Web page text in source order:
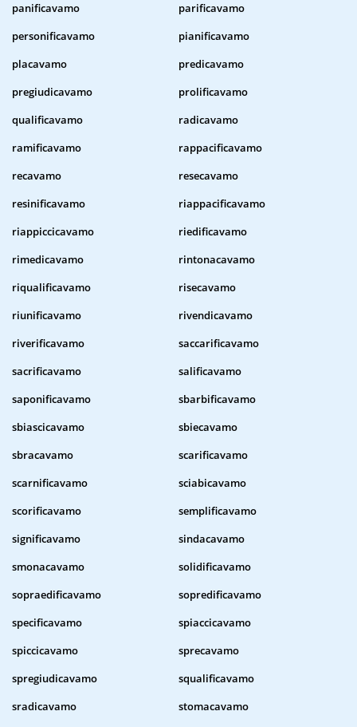
panificavamo
parificavamo
personificavamo
pianificavamo
placavamo
predicavamo
pregiudicavamo
prolificavamo
qualificavamo
radicavamo
ramificavamo
rappacificavamo
recavamo
resecavamo
resinificavamo
riappacificavamo
riappiccicavamo
riedificavamo
rimedicavamo
rintonacavamo
riqualificavamo
risecavamo
riunificavamo
rivendicavamo
riverificavamo
saccarificavamo
sacrificavamo
salificavamo
saponificavamo
sbarbificavamo
sbiascicavamo
sbiecavamo
sbracavamo
scarificavamo
scarnificavamo
sciabicavamo
scorificavamo
semplificavamo
significavamo
sindacavamo
smonacavamo
solidificavamo
sopraedificavamo
sopredificavamo
specificavamo
spiaccicavamo
spiccicavamo
sprecavamo
spregiudicavamo
squalificavamo
sradicavamo
stomacavamo